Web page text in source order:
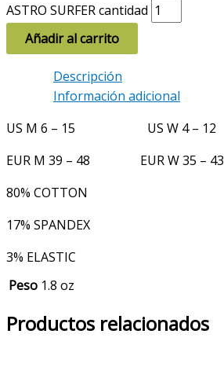
ASTRO SURFER cantidad
Añadir al carrito
Descripción
Información adicional
US M 6 – 15 US W 4 – 12
EUR M 39 – 48 EUR W 35 – 43
80% COTTON
17% SPANDEX
3% ELASTIC
Peso 1.8 oz
Productos relacionados